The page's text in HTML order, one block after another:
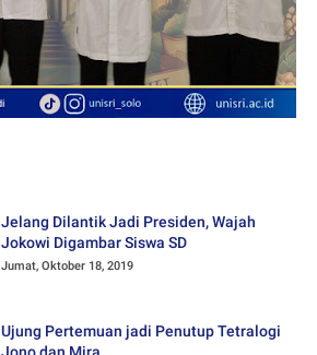
Jelang Dilantik Jadi Presiden, Wajah
Jokowi Digambar Siswa SD
Jumat, Oktober 18, 2019
Ujung Pertemuan jadi Penutup Tetralogi
Jono dan Mira